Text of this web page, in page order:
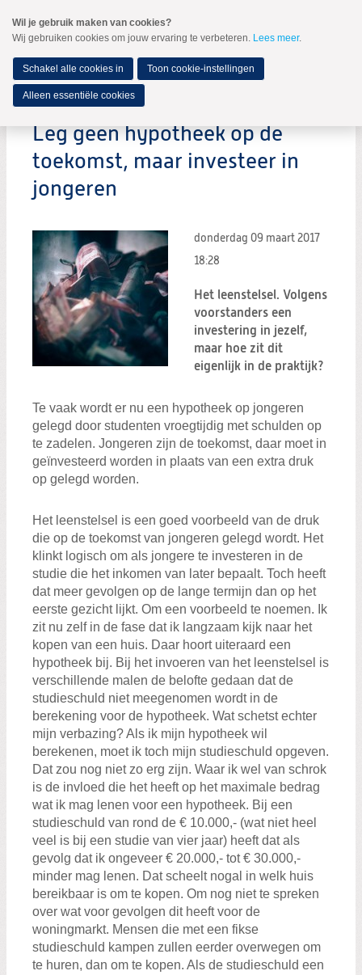
naar
Spring
de
inhoud
Spring
naar
hoofdmenu
MENU
Zoeken:
Leg geen hypotheek op de
toekomst, maar investeer in
jongeren
donderdag 09 maart 2017
18:28
Het leenstelsel. Volgens
voorstanders een
investering in jezelf,
maar hoe zit dit
eigenlijk in de praktijk?
Te vaak wordt er nu een hypotheek op jongeren
gelegd door studenten vroegtijdig met schulden op
te zadelen. Jongeren zijn de toekomst, daar moet in
geïnvesteerd worden in plaats van een extra druk
op gelegd worden.
Het leenstelsel is een goed voorbeeld van de druk
die op de toekomst van jongeren gelegd wordt. Het
klinkt logisch om als jongere te investeren in de
studie die het inkomen van later bepaalt. Toch heeft
dat meer gevolgen op de lange termijn dan op het
eerste gezicht lijkt. Om een voorbeeld te noemen. Ik
zit nu zelf in de fase dat ik langzaam kijk naar het
kopen van een huis. Daar hoort uiteraard een
hypotheek bij. Bij het invoeren van het leenstelsel is
verschillende malen de belofte gedaan dat de
studieschuld niet meegenomen wordt in de
berekening voor de hypotheek. Wat schetst echter
mijn verbazing? Als ik mijn hypotheek wil
berekenen, moet ik toch mijn studieschuld opgeven.
Dat zou nog niet zo erg zijn. Waar ik wel van schrok
is de invloed die het heeft op het maximale bedrag
wat ik mag lenen voor een hypotheek. Bij een
studieschuld van rond de € 10.000,- (wat niet heel
veel is bij een studie van vier jaar) heeft dat als
gevolg dat ik ongeveer € 20.000,- tot € 30.000,-
minder mag lenen. Dat scheelt nogal in welk huis
bereikbaar is om te kopen. Om nog niet te spreken
over wat voor gevolgen dit heeft voor de
woningmarkt. Mensen die met een fikse
studieschuld kampen zullen eerder overwegen om
te huren, dan om te kopen. Als de studieschuld een
Wil je gebruik maken van cookies?
Wij gebruiken cookies om jouw ervaring te verbeteren. Lees meer.
Schakel alle cookies in Toon cookie-instellingen
Alleen essentiële cookies